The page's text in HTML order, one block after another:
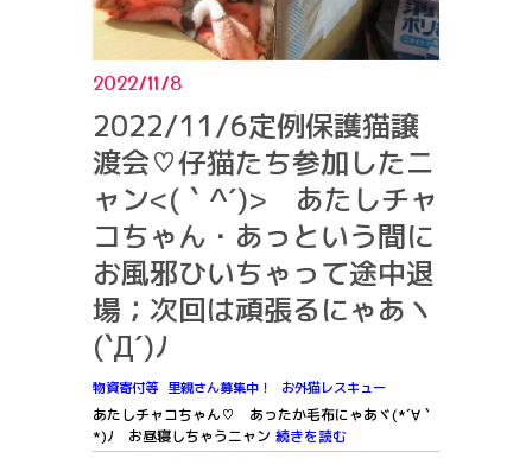
2022/11/8
2022/11/6定例保護猫譲
渡会♡仔猫たち参加したニ
ャン<(｀^´)> あたしチャ
コちゃん・あっという間に
お風邪ひいちゃって途中退
場；次回は頑張るにゃあヽ
(`Д´)ﾉ
物資寄付等 里親さん募集中！ お外猫レスキュー
あたしチャコちゃん♡ あったか毛布にゃあヾ(*´∀｀
*)ﾉ お昼寝しちゃうニャン 続きを読む